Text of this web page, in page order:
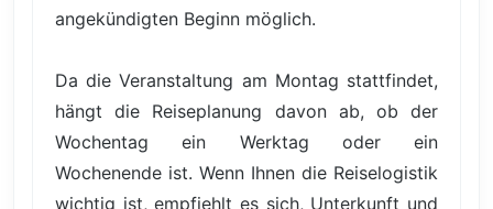
angekündigten Beginn möglich.
Da die Veranstaltung am Montag stattfindet,
hängt die Reiseplanung davon ab, ob der
Wochentag ein Werktag oder ein
Wochenende ist. Wenn Ihnen die Reiselogistik
wichtig ist, empfiehlt es sich, Unterkunft und